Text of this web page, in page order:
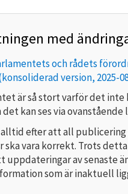
med
och rådets
version, 2025-
är så stort varför det inte
kan ses via ovanstående
alltid efter att all publicering
ska vara korrekt. Trots
uppdateringar av senaste
som är inaktuell